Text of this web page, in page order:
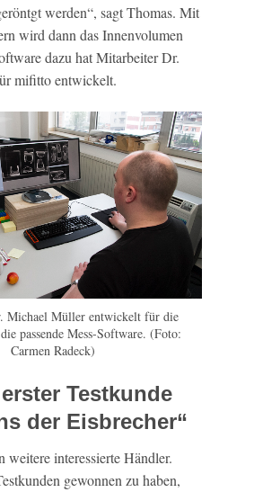
werden“, sagt Thomas. Mit
wird dann das Innenvolumen
dazu hat Mitarbeiter Dr.
mifitto entwickelt.
Michael Müller entwickelt für die
passende Mess-Software. (Foto:
Carmen Radeck)
Testkunde
der Eisbrecher“
weitere interessierte Händler.
gewonnen zu haben,